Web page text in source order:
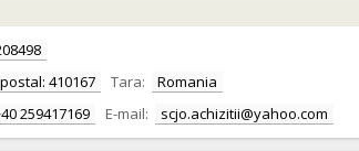
410167 Tara:
Romania
259417169 E-mail: scjo.achizitii@yahoo.com